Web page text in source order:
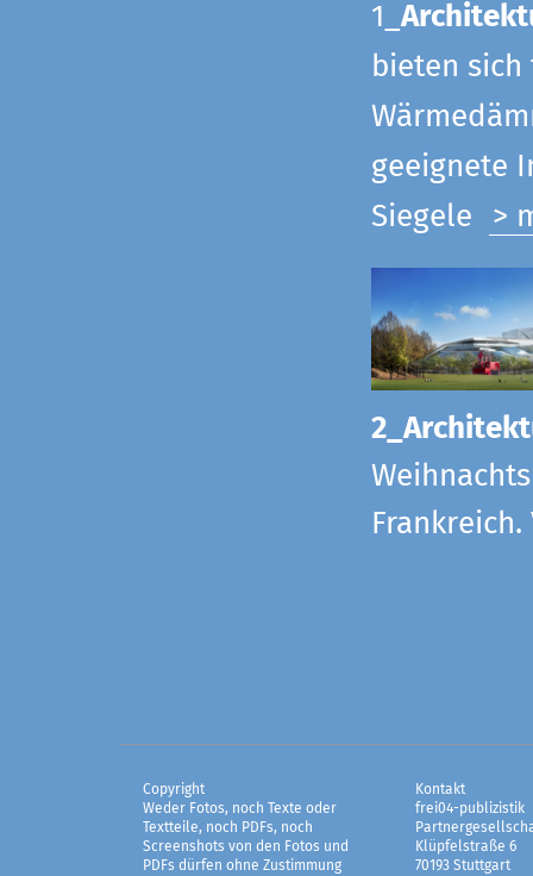
1_
bieten
geeignete
Siegele >
Copyright
Weder Fotos, noch Texte oder
Textteile, noch PDFs, noch
Screenshots von den Fotos und
PDFs dürfen ohne Zustimmung
Kontakt
frei04-publizistik
Klüpfelstraße 6
70193 Stuttgart